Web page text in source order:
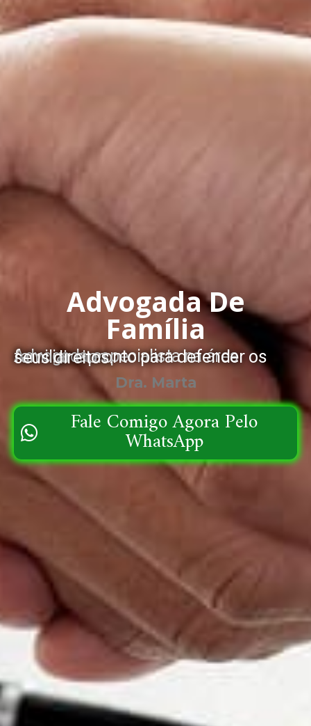
Advogada De
Família
Advogada especialista na área familiar e pronto para defender os seus direitos.
Dra. Marta
Fale Comigo Agora Pelo
WhatsApp